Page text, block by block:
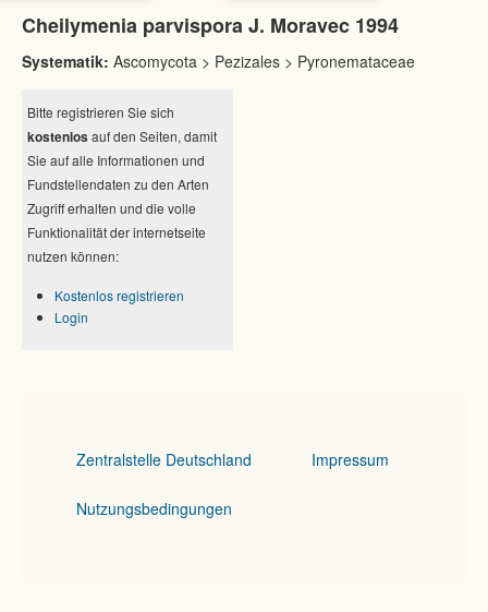
Cheilymenia parvispora J. Moravec 1994
Systematik: Ascomycota > Pezizales > Pyronemataceae
Bitte registrieren Sie sich
kostenlos auf den Seiten, damit
Sie auf alle Informationen und
Fundstellendaten zu den Arten
Zugriff erhalten und die volle
Funktionalität der internetseite
nutzen können:
Kostenlos registrieren
Login
Zentralstelle Deutschland Impressum
Nutzungsbedingungen